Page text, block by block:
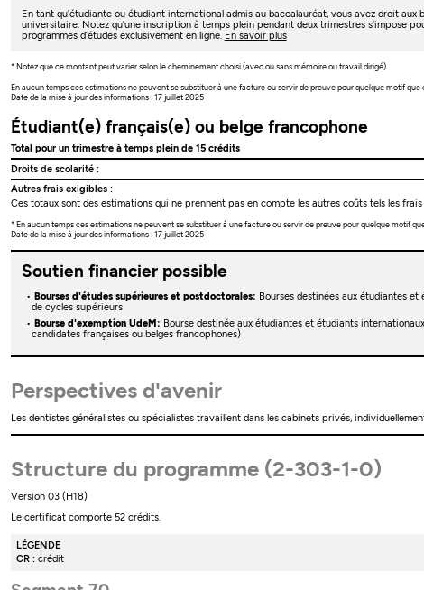
En tant qu’étudiante ou étudiant international admis au baccalauréat, vous avez droit aux
universitaire. Notez qu’une inscription à temps plein pendant deux trimestres s’impose
programmes d’études exclusivement en ligne. En savoir plus
* Notez que ce montant peut varier selon le cheminement choisi (avec ou sans mémoire ou travail dirigé).
En aucun temps ces estimations ne peuvent se substituer à une facture ou servir de preuve pour quelque motif
Date de la mise à jour des informations : 17 juillet 2025
Étudiant(e) français(e) ou belge francophone
Total pour un trimestre à temps plein de 15 crédits
Droits de scolarité :
Autres frais exigibles :
Ces totaux sont des estimations qui ne prennent pas en compte les autres coûts tels les frais
* En aucun temps ces estimations ne peuvent se substituer à une facture ou servir de preuve pour quelque motif
Date de la mise à jour des informations : 17 juillet 2025
Soutien financier possible
Bourses d'études supérieures et postdoctorales: Bourses destinées aux étudiantes
de cycles supérieurs
Bourse d'exemption UdeM: Bourse destinée aux étudiantes et étudiants
candidates françaises ou belges francophones)
Perspectives d'avenir
Les dentistes généralistes ou spécialistes travaillent dans les cabinets privés,
Structure du programme (2-303-1-0)
Version 03 (H18)
Le certificat comporte 52 crédits.
LÉGENDE
CR : crédit